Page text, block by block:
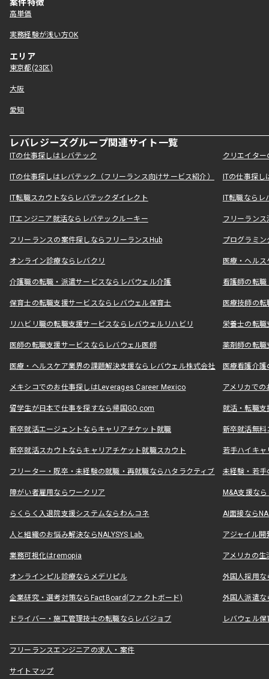
案件特徴
高単価
実務経験が浅い方OK
エリア
東京都(23区)
大阪
愛知
レバレジーズグループ関連サイト一覧
ITの仕事探しはレバテック クリエイタ
ITの仕事探しはレバテック（フリーランス向けサービス紹介） ITの仕事探
IT転職スカウトならレバテックダイレクト IT転職なら
ITエンジニア就活ならレバテックルーキー フリーラン
フリーランスの案件探しならフリーランスHub プログラミ
オンライン診療ならレバクリ 医療・ヘル
介護職の転職・派遣サービスならレバウェル介護 看護師の転
保育士の転職支援サービスならレバウェル保育士 医療技師の
リハビリ職の転職支援サービスならレバウェルリハビリ 栄養士の転
医師の転職支援サービスならレバウェル医師 薬剤師の転
医療・ヘルスケア業界の課題解決支援ならレバウェル株式会社 医療看護介
メキシコでのお仕事探しはLeverages Career Mexico アメリカで
留学生が日本で仕事を探すなら帰国GO.com 就活・転職
新卒就活エージェントならキャリアチケット就職 新卒就活無料
新卒就活スカウトならキャリアチケット就職スカウト 若手ハイキ
フリーター・既卒・未経験の就職・再就職ならハタラクティブ 未経験・若手
障がい者雇用ならワークリア M&A支援な
らくらく入退院支援システムならわんコネ AI面接なら
人と組織のお悩み解決ならNALYSYS Lab. アジャイル
業務可視化はremopia アメリカの
オンラインピル診療ならメデリピル 外国人採用
企業研究・選考対策ならFactBoard(ファクトボード) 外国人派遣な
ドライバー・施工管理技士の転職ならレバジョブ レバウェル
フリーランスエンジニアの求人・案件
サイトマップ